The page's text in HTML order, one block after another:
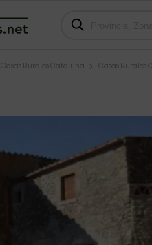
Casas Rurales Cataluña Casas Rurales